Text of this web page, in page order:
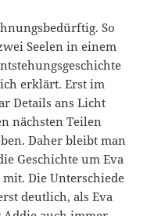
So
Seelen in einem
erklärt. Erst im
Details ans Licht
nächsten Teilen
Daher bleibt man
Geschichte um Eva
Die Unterschiede
deutlich, als Eva